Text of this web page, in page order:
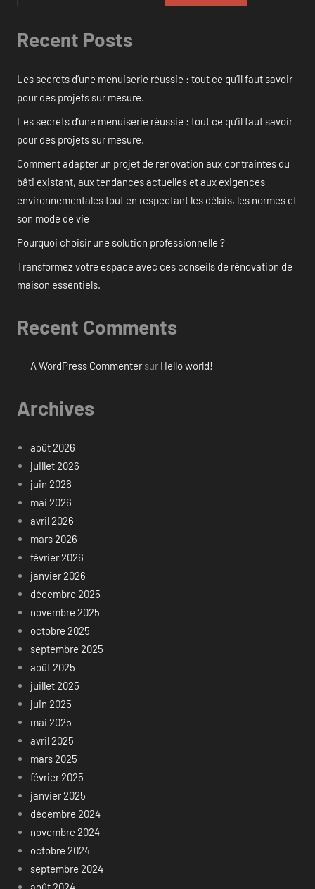
Recent Posts
Les secrets d’une menuiserie réussie : tout ce qu’il faut savoir
pour des projets sur mesure.
Les secrets d’une menuiserie réussie : tout ce qu’il faut savoir
pour des projets sur mesure.
Comment adapter un projet de rénovation aux contraintes du
bâti existant, aux tendances actuelles et aux exigences
environnementales tout en respectant les délais, les normes et
son mode de vie
Pourquoi choisir une solution professionnelle ?
Transformez votre espace avec ces conseils de rénovation de
maison essentiels.
Recent Comments
A WordPress Commentersur Hello world!
Archives
août 2026
juillet 2026
juin 2026
mai 2026
avril 2026
mars 2026
février 2026
janvier 2026
décembre 2025
novembre 2025
octobre 2025
septembre 2025
août 2025
juillet 2025
juin 2025
mai 2025
avril 2025
mars 2025
février 2025
janvier 2025
décembre 2024
novembre 2024
octobre 2024
septembre 2024